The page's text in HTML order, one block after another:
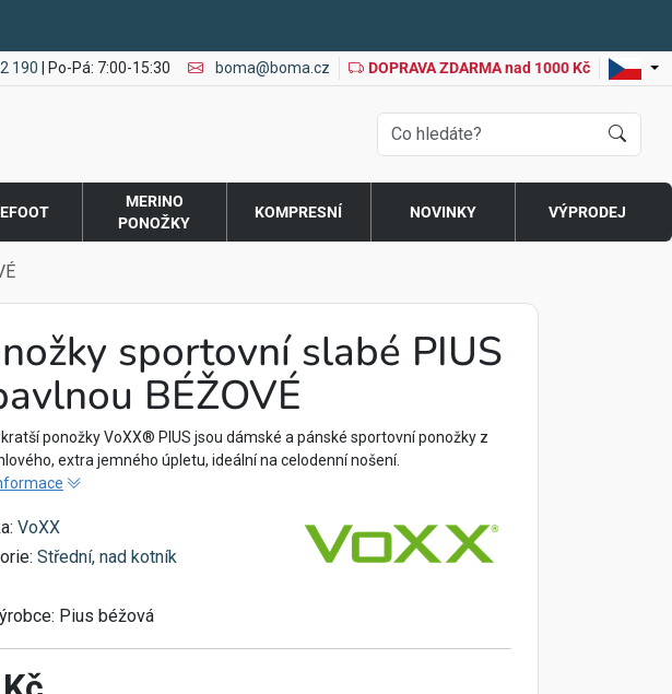
190 | Po-Pá: 7:00-15:30 boma@boma.cz DOPRAVA ZDARMA nad 1000 Kč
MERINO
PONOŽKY
KOMPRESNÍ NOVINKY VÝPRODEJ
sportovní slabé PIUS
BÉŽOVÉ
ponožky VoXX® PIUS jsou dámské a pánské sportovní ponožky z
extra jemného úpletu, ideální na celodenní nošení.
VoXX
Střední, nad kotník
Pius béžová